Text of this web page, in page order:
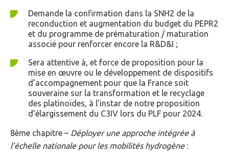
Demande la confirmation dans la SNH2 de la
reconduction et augmentation du budget du PEPR2
et du programme de prématuration / maturation
associé pour renforcer encore la R&D&I ;
Sera attentive à, et force de proposition pour la
mise en œuvre ou le développement de dispositifs
d’accompagnement pour que la France soit
souveraine sur la transformation et le recyclage
des platinoïdes, à l’instar de notre proposition
d’élargissement du C3IV lors du PLF pour 2024.
8ème chapitre – Déployer une approche intégrée à
l’échelle nationale pour les mobilités hydrogène: